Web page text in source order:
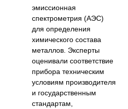
эмиссионная
спектрометрия (АЭС)
для определения
химического состава
металлов. Эксперты
оценивали соответствие
прибора техническим
условиям производителя
и государственным
стандартам,